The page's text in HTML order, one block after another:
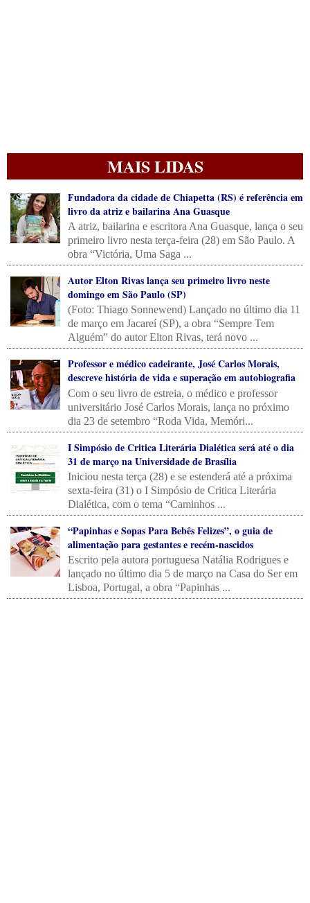
MAIS LIDAS
Fundadora da cidade de Chiapetta (RS) é referência em
livro da atriz e bailarina Ana Guasque
A atriz, bailarina e escritora Ana Guasque, lança o seu
primeiro livro nesta terça-feira (28) em São Paulo. A
obra “Victória, Uma Saga ...
Autor Elton Rivas lança seu primeiro livro neste
domingo em São Paulo (SP)
(Foto: Thiago Sonnewend) Lançado no último dia 11
de março em Jacareí (SP), a obra “Sempre Tem
Alguém” do autor Elton Rivas, terá novo ...
Professor e médico cadeirante, José Carlos Morais,
descreve história de vida e superação em autobiografia
Com o seu livro de estreia, o médico e professor
universitário José Carlos Morais, lança no próximo
dia 23 de setembro “Roda Vida, Memóri...
I Simpósio de Critica Literária Dialética será até o dia
31 de março na Universidade de Brasília
Iniciou nesta terça (28) e se estenderá até a próxima
sexta-feira (31) o I Simpósio de Critica Literária
Dialética, com o tema “Caminhos ...
“Papinhas e Sopas Para Bebês Felizes”, o guia de
alimentação para gestantes e recém-nascidos
Escrito pela autora portuguesa Natália Rodrigues e
lançado no último dia 5 de março na Casa do Ser em
Lisboa, Portugal, a obra “Papinhas ...